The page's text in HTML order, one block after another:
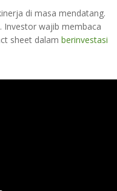
di masa mendatang.
Investor wajib membaca
sheet dalam berinvestasi